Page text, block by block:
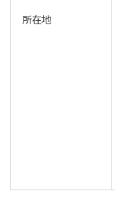
所在地